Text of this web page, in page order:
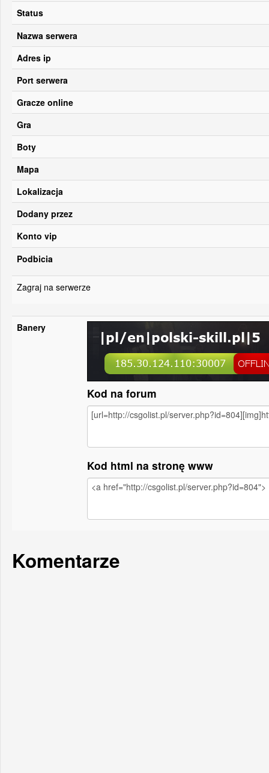
Status
Nazwa serwera
Adres ip
Port serwera
Gracze online
Gra
Boty
Mapa
Lokalizacja
Dodany przez
Konto vip
Podbicia
Zagraj na serwerze
Banery
Kod na forum
Kod html na stronę www
Komentarze